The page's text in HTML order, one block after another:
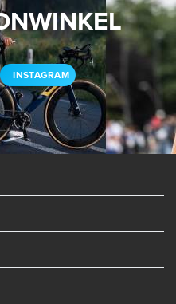
INSTAGRAM